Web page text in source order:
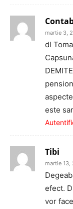
martie 3,
dl
este
Tibi
martie 13,
efect.
vor